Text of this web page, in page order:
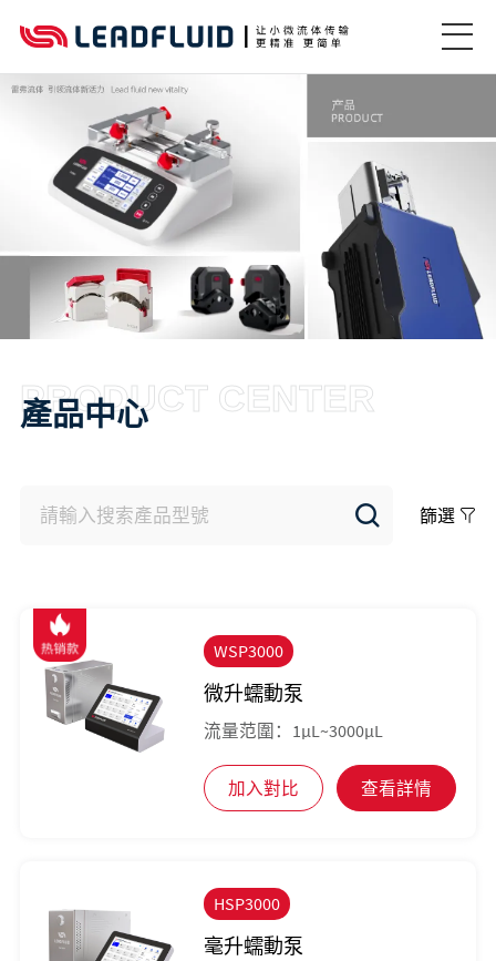
PRODUCT CENTER
產品中心
篩選
WSP3000
微升蠕動泵
流量范圍：1μL~3000μL
加入對比 查看詳情
HSP3000
毫升蠕動泵